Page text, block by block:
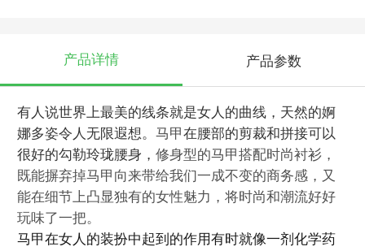
产品详情 产品参数
有人说世界上最美的线条就是女人的曲线，天然的婀
娜多姿令人无限遐想。 马甲在腰部的剪裁和拼接可以
很好的勾勒玲珑腰身， 修身型的马甲搭配时尚衬衫，
既能摒弃掉马甲向来带给我们一成不变的商务感，又
能在细节上凸显独有的女性魅力，将时尚和潮流好好
玩味了一把。
马甲在女人的装扮中起到的作用有时就像一剂化学药